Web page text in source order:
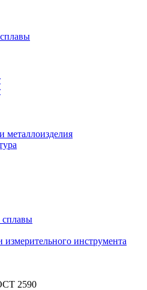
металлоизделия
сплавы
инструмента
2590